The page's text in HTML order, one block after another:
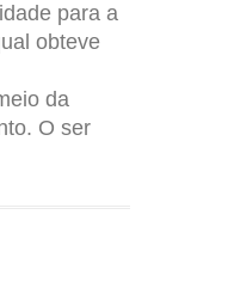
para a
obteve
da
O ser